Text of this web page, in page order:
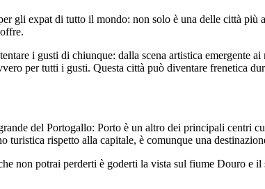
gli expat di tutto il mondo: non solo è una delle città
i gusti di chiunque: dalla scena artistica emergente
per tutti i gusti. Questa città può diventare frenetica
del Portogallo: Porto è un altro dei principali centri
turistica rispetto alla capitale, è comunque una
non potrai perderti è goderti la vista sul fiume Douro